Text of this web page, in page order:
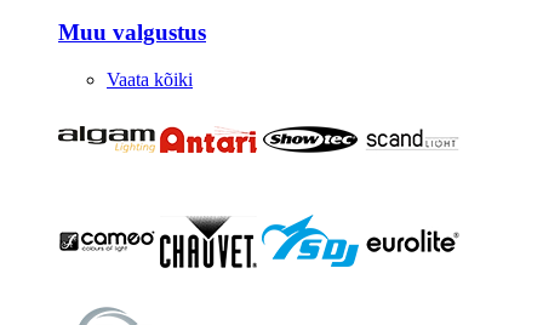
Muu valgustus
Vaata kõiki